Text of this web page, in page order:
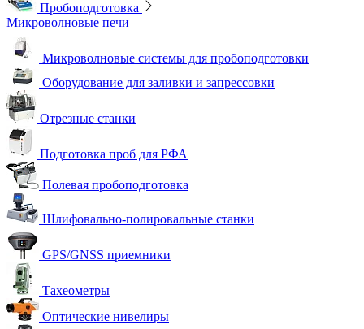
Пробоподготовка
Микроволновые печи
Микроволновые системы для пробоподготовки
Оборудование для заливки и запрессовки
Отрезные станки
Подготовка проб для РФА
Полевая пробоподготовка
Шлифовально-полировальные станки
GPS/GNSS приемники
Тахеометры
Оптические нивелиры